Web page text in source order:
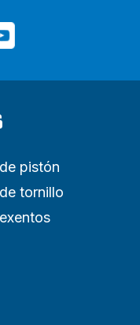
pistón
tornillo